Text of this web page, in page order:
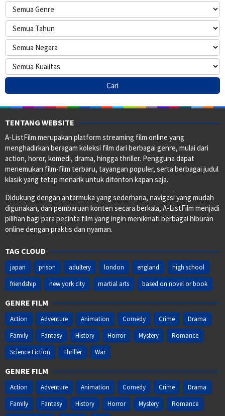
TENTANG WEBSITE
A-ListFilm merupakan platform streaming film online yang
menghadirkan beragam koleksi film dari berbagai genre, mulai dari
action, horor, komedi, drama, hingga thriller. Pengguna dapat
menemukan film-film terbaru, tayangan populer, serta berbagai judul
klasik yang tetap menarik untuk ditonton kapan saja.
Didukung dengan antarmuka yang sederhana, navigasi yang mudah
digunakan, dan pembaruan konten secara berkala, A-ListFilm menjadi
pilihan bagi para pecinta film yang ingin menikmati berbagai hiburan
online dengan praktis dan nyaman.
TAG CLOUD
japan prison adultery london england
high school
friendship
new york city martial arts based on novel or book
GENRE FILM
Action Adventure Animation Comedy Crime
Drama
Family
Fantasy History Horror Mystery
Romance
Science Fiction
Thriller War
GENRE FILM
Action Adventure Animation Comedy Crime
Drama
Family
Fantasy History Horror Mystery Romance